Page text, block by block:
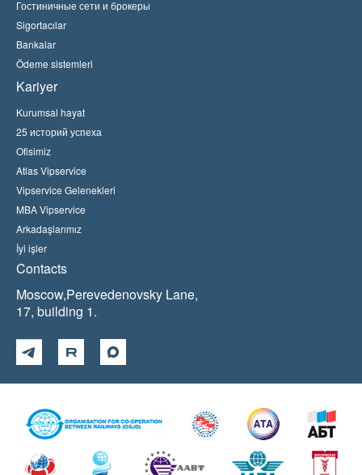
Гостиничные сети и брокеры
Sigortacılar
Bankalar
Ödeme sistemleri
Kariyer
Kurumsal hayat
25 историй успеха
Ofisimiz
Atlas Vipservice
Vipservice Gelenekleri
MBA Vipservice
Arkadaşlarımız
İyi işler
Contacts
Moscow,Perevedenovsky Lane,
17, building 1.